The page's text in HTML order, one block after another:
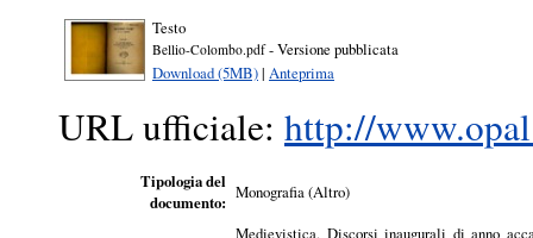
Testo
Bellio-Colombo.pdf- Versione pubblicata
Download (5MB)| Anteprima
URL ufficiale: http://
Tipologia del
documento: Monografia (Altro)
Medievistica, Discorsi inaugurali di anno